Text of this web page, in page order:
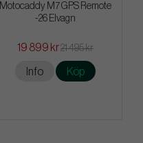
Motocaddy M7 GPS Remote
-26 Elvagn
19 899 kr21 495 kr
Info Köp